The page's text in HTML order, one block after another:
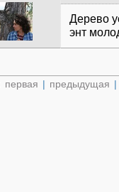
Дерево
энт
первая | предыдущая |